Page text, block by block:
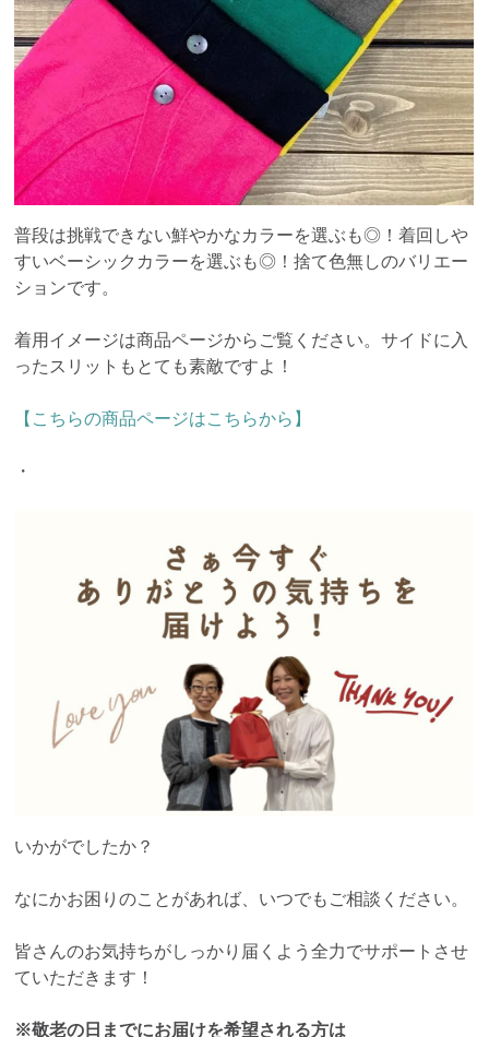
普段は挑戦できない鮮やかなカラーを選ぶも◎！着回しや
すいベーシックカラーを選ぶも◎！捨て色無しのバリエー
ションです。
着用イメージは商品ページからご覧ください。サイドに入
ったスリットもとても素敵ですよ！
【こちらの商品ページはこちらから】
・
いかがでしたか？
なにかお困りのことがあれば、いつでもご相談ください。
皆さんのお気持ちがしっかり届くよう全力でサポートさせ
ていただきます！
※敬老の日までにお届けを希望される方は